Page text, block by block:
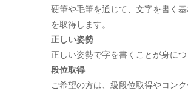
硬筆や毛筆を通じて、文字を書く
を取得します。
正しい姿勢
正しい姿勢で字を書くことが身につ
段位取得
ご希望の方は、級段位取得やコン